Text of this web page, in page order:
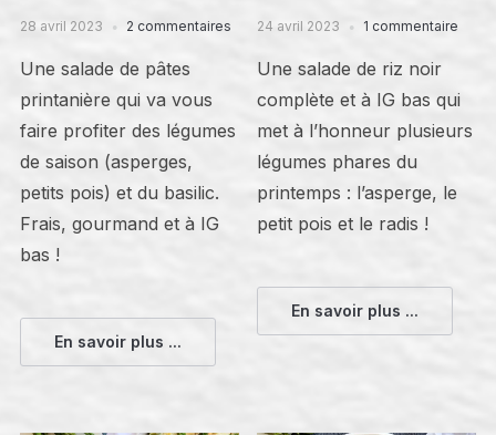
28 avril 2023 2 commentaires
Une salade de pâtes
printanière qui va vous
faire profiter des légumes
de saison (asperges,
petits pois) et du basilic.
Frais, gourmand et à IG
bas !
En savoir plus ...
24 avril 2023 1 commentaire
Une salade de riz noir
complète et à IG bas qui
met à l’honneur plusieurs
légumes phares du
printemps : l’asperge, le
petit pois et le radis !
En savoir plus ...